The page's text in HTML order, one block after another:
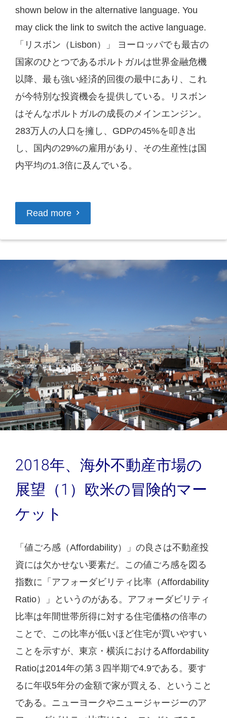
shown below in the alternative language. You
may click the link to switch the active language.
「リスボン（Lisbon）」 ヨーロッパでも最古の
国家のひとつであるポルトガルは世界金融危機
以降、最も強い経済的回復の最中にあり、これ
が今特別な投資機会を提供している。リスボン
はそんなポルトガルの成長のメインエンジン。
283万人の人口を擁し、GDPの45%を叩き出
し、国内の29%の雇用があり、その生産性は国
内平均の1.3倍に及んでいる。
Read more
2018年、海外不動産市場の
展望（1）欧米の冒険的マー
ケット
「値ごろ感（Affordability）」の良さは不動産投
資には欠かせない要素だ。この値ごろ感を図る
指数に「アフォーダビリティ比率（Affordability
Ratio）」というのがある。アフォーダビリティ
比率は年間世帯所得に対する住宅価格の倍率の
ことで、この比率が低いほど住宅が買いやすい
ことを示すが、東京・横浜におけるAffordability
Ratioは2014年の第３四半期で4.9である。要す
るに年収5年分の金額で家が買える、ということ
である。ニューヨークやニュージャージーのア